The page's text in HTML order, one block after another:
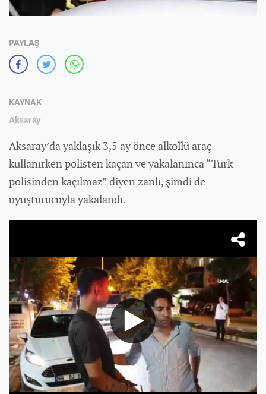
PAYLAŞ
KAYNAK
Aksaray
Aksaray’da yaklaşık 3,5 ay önce alkollü araç
kullanırken polisten kaçan ve yakalanınca “Türk
polisinden kaçılmaz” diyen zanlı, şimdi de
uyuşturucuyla yakalandı.